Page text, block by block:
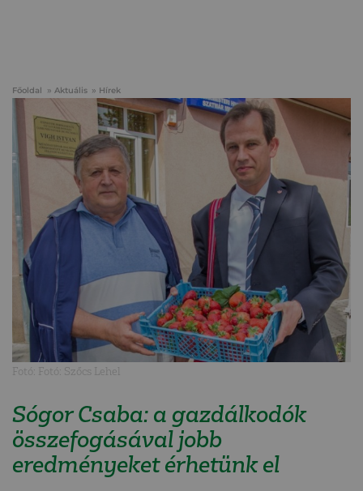
Főoldal Aktuális Hírek
Fotó: Fotó: Szőcs Lehel
Sógor Csaba: a gazdálkodók
összefogásával jobb
eredményeket érhetünk el